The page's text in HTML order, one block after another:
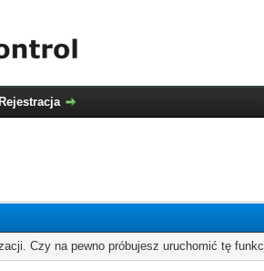
Rejestracja
Czy na pewno próbujesz uruchomić tę